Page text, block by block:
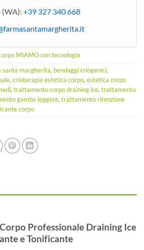
(WA):+39 327 340 668
MIAMO con tecnologia
santa margherita, bendaggi criogenici,
, crioterapia estetica corpo, estetica corpo
, trattamento corpo draining ice, trattamento
gambe leggere, trattamento ritenzione
corpo
Professionale Draining Ice
e Tonificante